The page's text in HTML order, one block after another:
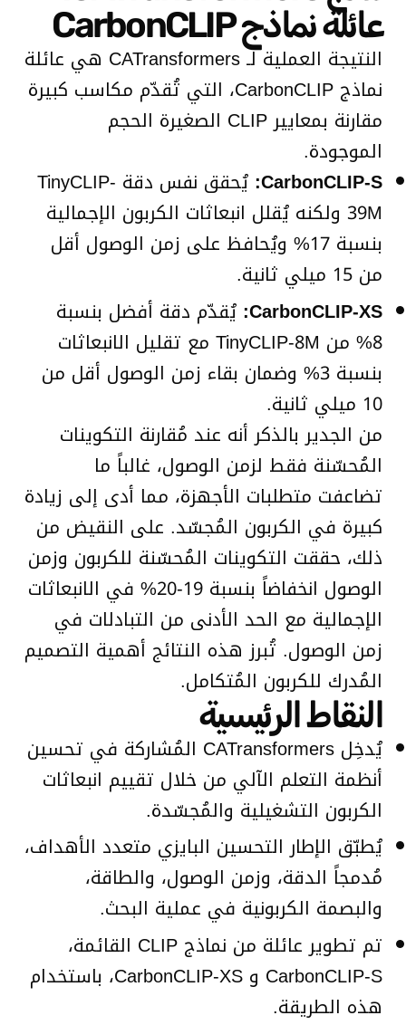
عائلة نماذج CarbonCLIP
النتيجة العملية لـ CATransformers هي عائلة
نماذج CarbonCLIP، التي تُقدّم مكاسب كبيرة
مقارنة بمعايير CLIP الصغيرة الحجم
الموجودة.
CarbonCLIP-S:
يُحقق نفس دقة TinyCLIP-
39M ولكنه يُقلل انبعاثات الكربون الإجمالية
بنسبة 17% ويُحافظ على زمن الوصول أقل
من 15 ميلي ثانية.
CarbonCLIP-XS: يُقدّم دقة أفضل بنسبة
8% من TinyCLIP-8M مع تقليل الانبعاثات
بنسبة 3% وضمان بقاء زمن الوصول أقل من
10 ميلي ثانية.
من الجدير بالذكر أنه عند مُقارنة التكوينات
المُحسّنة فقط لزمن الوصول، غالباً ما
تضاعفت متطلبات الأجهزة، مما أدى إلى زيادة
كبيرة في الكربون المُجسّد. على النقيض من
ذلك، حققت التكوينات المُحسّنة للكربون وزمن
الوصول انخفاضاً بنسبة 19-20% في الانبعاثات
الإجمالية مع الحد الأدنى من التبادلات في
زمن الوصول. تُبرز هذه النتائج أهمية التصميم
المُدرك للكربون المُتكامل.
النقاط الرئيسية
يُدخِل CATransformers المُشاركة في تحسين
أنظمة التعلم الآلي من خلال تقييم انبعاثات
الكربون التشغيلية والمُجسّدة.
يُطبّق الإطار التحسين البايزي متعدد الأهداف،
مُدمجاً الدقة، وزمن الوصول، والطاقة،
والبصمة الكربونية في عملية البحث.
تم تطوير عائلة من نماذج CLIP القائمة،
CarbonCLIP-S و CarbonCLIP-XS، باستخدام
هذه الطريقة.